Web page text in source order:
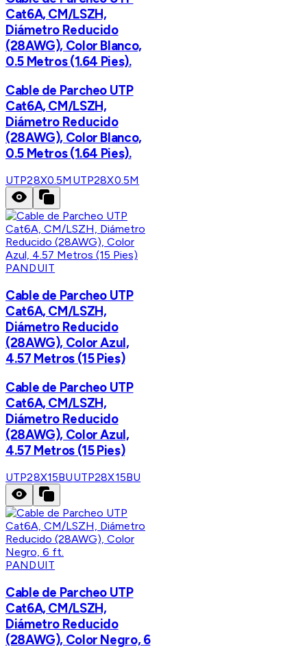
Cat6A, CM/LSZH,
Diámetro Reducido
(28AWG), Color Blanco,
0.5 Metros (1.64 Pies).
Cable de Parcheo UTP
Cat6A, CM/LSZH,
Diámetro Reducido
(28AWG), Color Blanco,
0.5 Metros (1.64 Pies).
UTP28X0.5M UTP28X0.5M
PANDUIT
Cable de Parcheo UTP
Cat6A, CM/LSZH,
Diámetro Reducido
(28AWG), Color Azul,
4.57 Metros (15 Pies)
Cable de Parcheo UTP
Cat6A, CM/LSZH,
Diámetro Reducido
(28AWG), Color Azul,
4.57 Metros (15 Pies)
UTP28X15BUUTP28X15BU
PANDUIT
Cable de Parcheo UTP
Cat6A, CM/LSZH,
Diámetro Reducido
(28AWG), Color Negro, 6